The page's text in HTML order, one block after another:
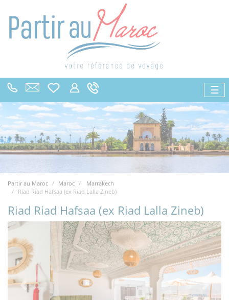
☰
Partir au Maroc Maroc
Marrakech
Riad Riad Hafsaa (ex Riad Lalla Zineb)
Riad Riad Hafsaa (ex Riad Lalla Zineb)
Previous Next